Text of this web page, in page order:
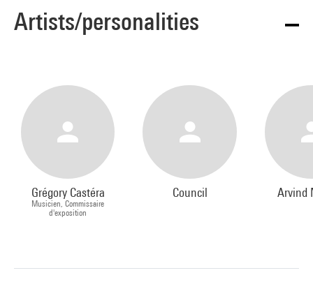
Artists/personalities
Grégory Castéra
Musicien, Commissaire
d'exposition
Council Arvind